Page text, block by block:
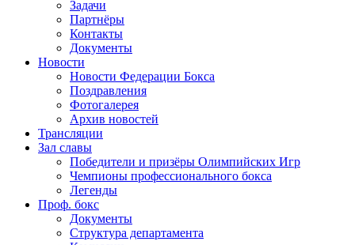
Задачи
Партнёры
Контакты
Документы
Новости
Новости Федерации Бокса
Поздравления
Фотогалерея
Архив новостей
Трансляции
Зал славы
Победители и призёры Олимпийских Игр
Чемпионы профессионального бокса
Легенды
Проф. бокс
Документы
Структура департамента